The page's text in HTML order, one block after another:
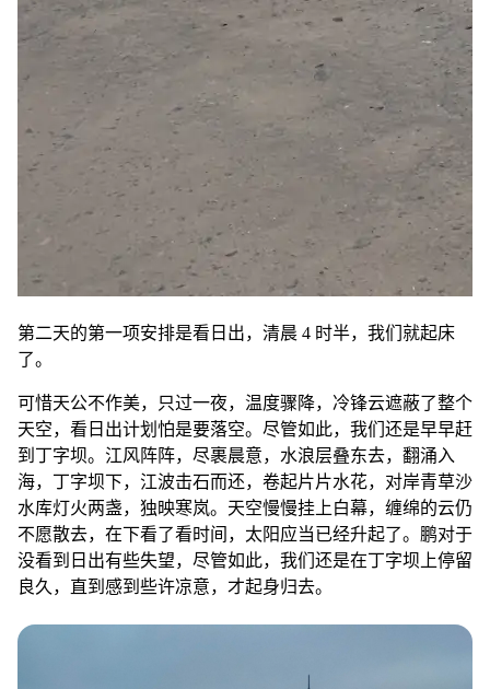
第二天的第一项安排是看日出，清晨 4 时半，我们就起床
可惜天公不作美，只过一夜，温度骤降，冷锋云遮蔽了整个
天空，看日出计划怕是要落空。尽管如此，我们还是早早赶
到丁字坝。江风阵阵，尽裹晨意，水浪层叠东去，翻涌入
水库灯火两盏，独映寒岚。天空慢慢挂上白幕，缠绵的云仍
不愿散去，在下看了看时间，太阳应当已经升起了。鹏对于
没看到日出有些失望，尽管如此，我们还是在丁字坝上停留
良久，直到感到些许凉意，才起身归去。